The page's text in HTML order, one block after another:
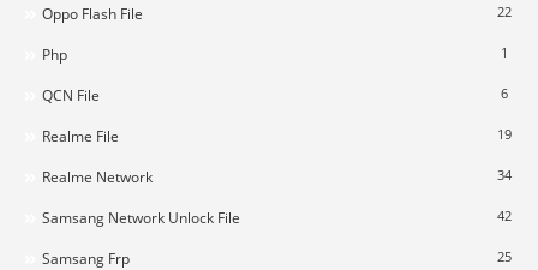
Oppo Flash File 22
Php 1
QCN File 6
Realme File 19
Realme Network 34
Samsang Network Unlock File 42
Samsang Frp 25